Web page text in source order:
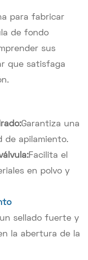
para fabricar
de fondo
sus
que satisfaga
Garantiza una
de apilamiento.
Facilita el
en polvo y
sellado fuerte y
la abertura de la